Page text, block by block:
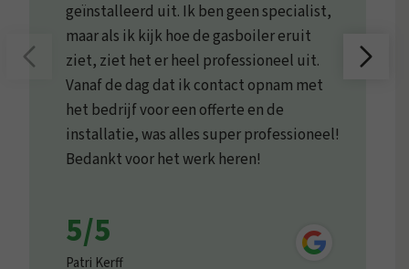
geïnstalleerd uit. Ik ben geen specialist,
maar als ik kijk hoe de gasboiler eruit
ziet, ziet het er heel professioneel uit.
Vanaf de dag dat ik contact opnam met
het bedrijf voor een offerte en de
installatie, was alles super professioneel!
Bedankt voor het werk heren!
5/5
Patri Kerff